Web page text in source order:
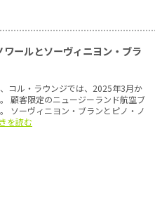
ールとソーヴィニヨン・ブラ
コル・ラウンジでは、2025年3月か
顧客限定のニュージーランド航空ブ
ソーヴィニヨン・ブランとピノ・ノ
を読む